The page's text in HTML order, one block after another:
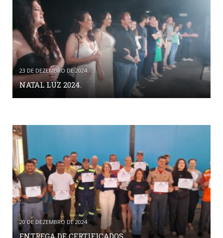
23 DE DEZEMBRO DE 2024
NATAL LUZ 2024.
20 DE DEZEMBRO DE 2024
ENTREGA DE CERTIFICADOS.